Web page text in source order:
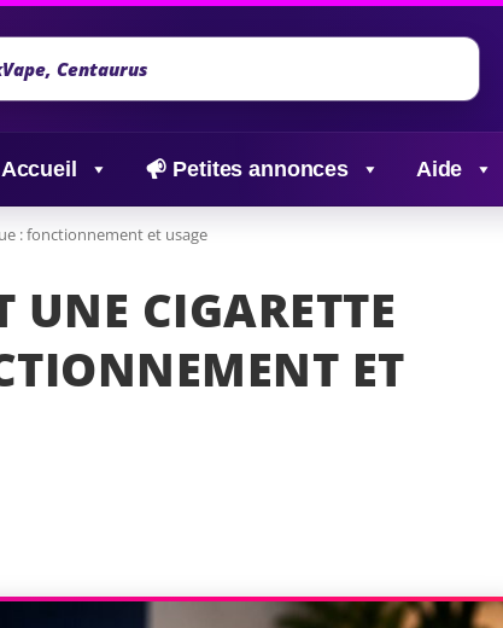
Accueil Petites annonces Aide
: fonctionnement et usage
UNE CIGARETTE
ET